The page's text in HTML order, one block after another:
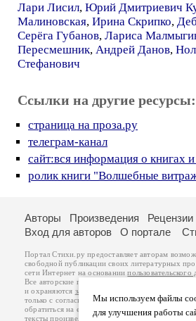
Лари Лисил, Юрий Дмитриевич
Малиновская, Ирина Скрипко,
Серёга Губанов, Лариса
Пересмешник, Андрей Данов,
Стефанович
Ссылки на другие ресурсы:
страница на проза.ру
телеграм-канал
сайт:вся информация о книгах
ролик книги "Волшебные
Мы используем файлы
для улучшения работы
Авторы Произведения Рецензии
Вход для авторов
О портале
Портал Стихи.ру предоставляет авторам
свободной публикации своих литературных
сети Интернет на основаниипользовательского
Все авторские права на произведения
и охраняются законом
. Перепечатка
только с согласия его автора, к которому вы
обратиться на его авторской странице.
тексты произведений авторы несут